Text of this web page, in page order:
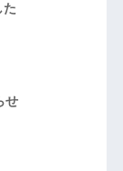
た
せ